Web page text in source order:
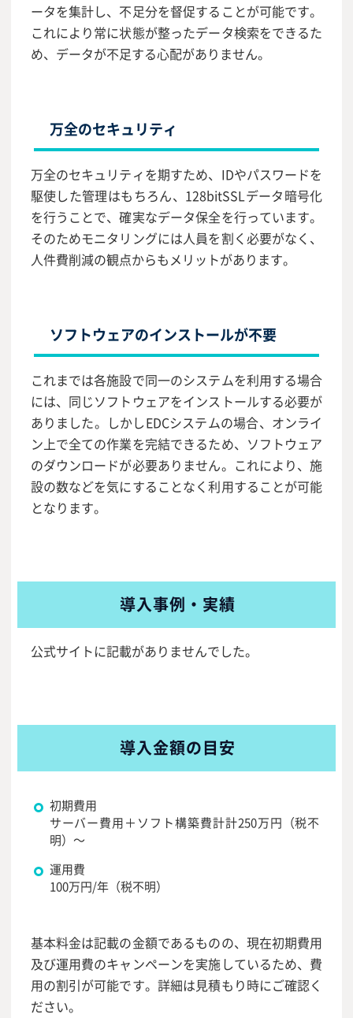
ータを集計し、不足分を督促することが可能です。
これにより常に状態が整ったデータ検索をできるた
め、データが不足する心配がありません。
万全のセキュリティ
万全のセキュリティを期すため、IDやパスワードを
駆使した管理はもちろん、128bitSSLデータ暗号化
を行うことで、確実なデータ保全を行っています。
そのためモニタリングには人員を割く必要がなく、
人件費削減の観点からもメリットがあります。
ソフトウェアのインストールが不要
これまでは各施設で同一のシステムを利用する場合
には、同じソフトウェアをインストールする必要が
ありました。しかしEDCシステムの場合、オンライ
ン上で全ての作業を完結できるため、ソフトウェア
のダウンロードが必要ありません。これにより、施
設の数などを気にすることなく利用することが可能
となります。
導入事例・実績
公式サイトに記載がありませんでした。
導入金額の目安
初期費用
サーバー費用＋ソフト構築費計計250万円（税不
明）～
運用費
100万円/年（税不明）
基本料金は記載の金額であるものの、現在初期費用
及び運用費のキャンペーンを実施しているため、費
用の割引が可能です。詳細は見積もり時にご確認く
ださい。